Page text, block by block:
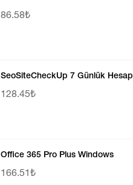
86.58₺
SeoSiteCheckUp 7 Günlük Hesap
128.45₺
Office 365 Pro Plus Windows
166.51₺